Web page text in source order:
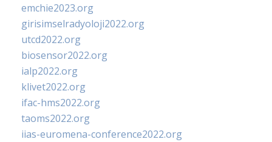
emchie2023.org
girisimselradyoloji2022.org
utcd2022.org
biosensor2022.org
ialp2022.org
klivet2022.org
ifac-hms2022.org
taoms2022.org
iias-euromena-conference2022.org